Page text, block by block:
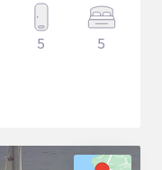
5 5